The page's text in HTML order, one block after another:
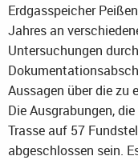
Erdgasspeicher
Jahres an
Untersuchungen
Aussagen über die zu
Die Ausgrabungen,
Trasse auf 57
abgeschlossen sein.